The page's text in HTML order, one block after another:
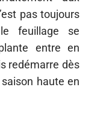
pas toujours
feuillage se
entre en
redémarre dès
haute en